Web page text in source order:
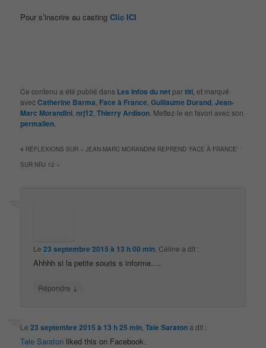
Pour s’inscrire au castingClic ICI
Ce contenu a été publié dans Les infos du net partiti , et marqué
avecCatherine Barma Face à France ,Guillaume Durand ,Jean-
Marc Morandini nrj12 ,Thierry Ardison . Mettez-le en favori avec son
permalien
4 RÉFLEXIONS SUR «JEAN-MARC MORANDINI REPREND ‘FACE À FRANCE’
SUR NRJ 12 »
Le23 septembre 2015 à 13 h 00 min Céline a dit :
Ahhhh si la petite souris s informe….
Répondre ↓
Le23 septembre 2015 à 13 h 25 min,Taie Saratona dit :
Taie Saraton liked this on Facebook.